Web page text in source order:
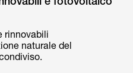
rinnovabili
naturale del